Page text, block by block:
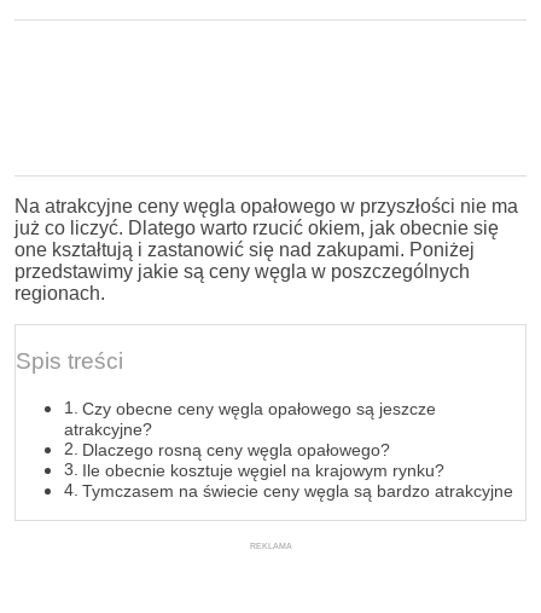
Na atrakcyjne ceny węgla opałowego w przyszłości nie ma
już co liczyć. Dlatego warto rzucić okiem, jak obecnie się
one kształtują i zastanowić się nad zakupami. Poniżej
przedstawimy jakie są ceny węgla w poszczególnych
regionach.
Spis treści
Czy obecne ceny węgla opałowego są jeszcze
atrakcyjne?
Dlaczego rosną ceny węgla opałowego?
Ile obecnie kosztuje węgiel na krajowym rynku?
Tymczasem na świecie ceny węgla są bardzo atrakcyjne
REKLAMA